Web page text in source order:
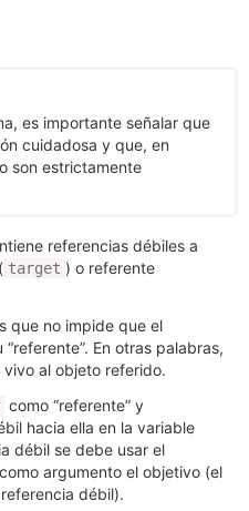
es importante señalar que
cuidadosa y que, en
son estrictamente
referencias débiles a
target ) o referente
que no impide que el
En otras palabras,
vivo al objeto referido.
como “referente” y
hacia ella en la variable
débil se debe usar el
argumento el objetivo (el
débil).